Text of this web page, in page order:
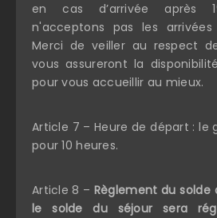
en cas d’arrivée après
n'acceptons pas les
Merci de veiller au respect
vous assureront la
pour vous accueillir au mieux.
Article 7 – Heure de départ : le
pour 10 heures.
Article 8 – Règlement du solde
le solde du séjour sera